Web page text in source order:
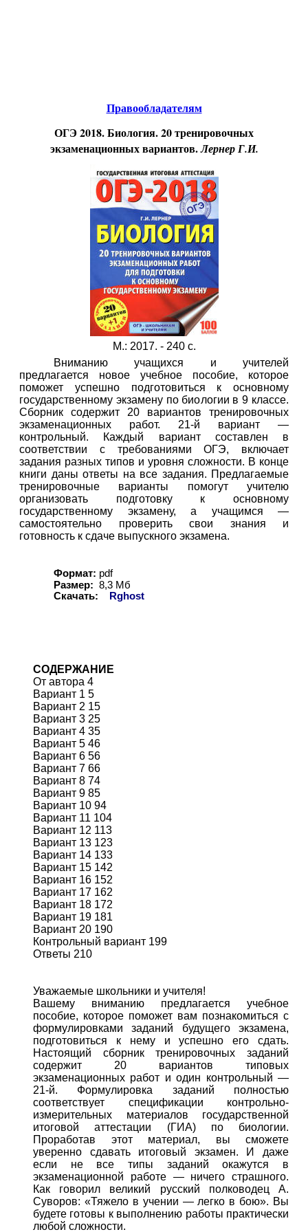
Правообладателям
ОГЭ 2018. Биология. 20 тренировочных
экзаменационных вариантов.Лернер Г.И.
М.: 2017. - 240 с.
Вниманию учащихся и учителей
предлагается новое учебное пособие, которое
поможет успешно подготовиться к основному
государственному экзамену по биологии в 9 классе.
Сборник содержит 20 вариантов тренировочных
экзаменационных работ. 21-й вариант —
контрольный. Каждый вариант составлен в
соответствии с требованиями ОГЭ, включает
задания разных типов и уровня сложности. В конце
книги даны ответы на все задания. Предлагаемые
тренировочные варианты помогут учителю
организовать подготовку к основному
государственному экзамену, а учащимся —
самостоятельно проверить свои знания и
готовность к сдаче выпускного экзамена.
Формат: pdf
Размер: 8,3 Мб
Скачать:
Rghost
СОДЕРЖАНИЕ
От автора 4
Вариант 1 5
Вариант 2 15
Вариант 3 25
Вариант 4 35
Вариант 5 46
Вариант 6 56
Вариант 7 66
Вариант 8 74
Вариант 9 85
Вариант 10 94
Вариант 11 104
Вариант 12 113
Вариант 13 123
Вариант 14 133
Вариант 15 142
Вариант 16 152
Вариант 17 162
Вариант 18 172
Вариант 19 181
Вариант 20 190
Контрольный вариант 199
Ответы 210
Уважаемые школьники и учителя!
Вашему вниманию предлагается учебное
пособие, которое поможет вам познакомиться с
формулировками заданий будущего экзамена,
подготовиться к нему и успешно его сдать.
Настоящий сборник тренировочных заданий
содержит 20 вариантов типовых
экзаменационных работ и один контрольный —
21-й. Формулировка заданий полностью
соответствует спецификации контрольно-
измерительных материалов государственной
итоговой аттестации (ГИА) по биологии.
Проработав этот материал, вы сможете
уверенно сдавать итоговый экзамен. И даже
если не все типы заданий окажутся в
экзаменационной работе — ничего страшного.
Как говорил великий русский полководец А.
Суворов: «Тяжело в учении — легко в бою». Вы
будете готовы к выполнению работы практически
любой сложности.